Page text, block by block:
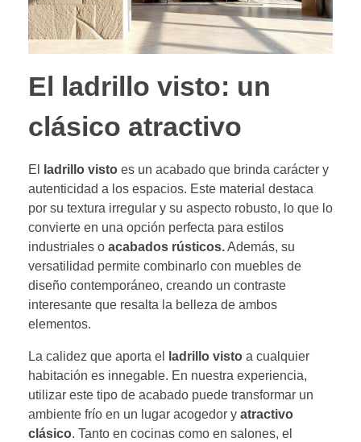
El ladrillo visto: un
clásico atractivo
El ladrillo visto es un acabado que brinda carácter y
autenticidad a los espacios. Este material destaca
por su textura irregular y su aspecto robusto, lo que lo
convierte en una opción perfecta para estilos
industriales o acabados rústicos.Además, su
versatilidad permite combinarlo con muebles de
diseño contemporáneo, creando un contraste
interesante que resalta la belleza de ambos
elementos.
La calidez que aporta el ladrillo visto a cualquier
habitación es innegable. En nuestra experiencia,
utilizar este tipo de acabado puede transformar un
ambiente frío en un lugar acogedor y atractivo
clásico. Tanto en cocinas como en salones, el